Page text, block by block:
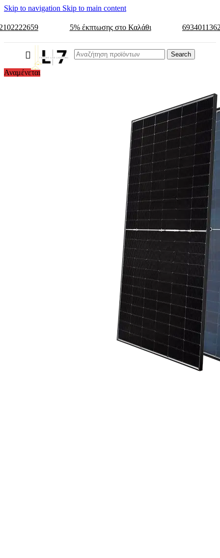
Skip to navigation Skip to main content
5% έκπτωσης στο Καλάθι
Search
Αναμένεται